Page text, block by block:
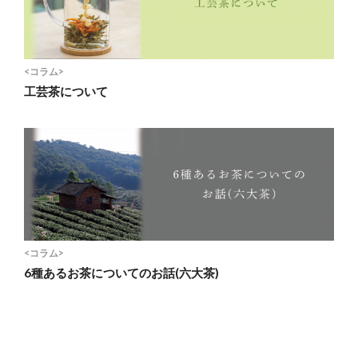
<コラム>
工芸茶について
<コラム>
6種あるお茶についてのお話(六大茶)